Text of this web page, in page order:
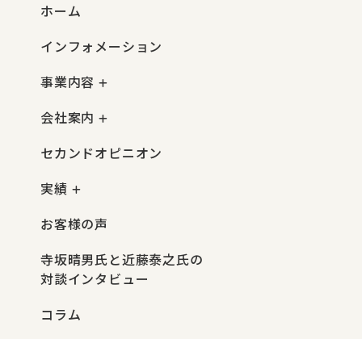
ホーム
インフォメーション
事業内容
会社案内
セカンドオピニオン
実績
お客様の声
寺坂晴男氏と近藤泰之氏の
対談インタビュー
コラム